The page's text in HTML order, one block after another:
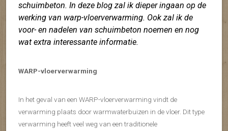
schuimbeton. In deze blog zal ik dieper ingaan op de
werking van warp-vloerverwarming. Ook zal ik de
voor- en nadelen van schuimbeton noemen en nog
wat extra interessante informatie.
WARP-vloerverwarming
In het geval van een WARP-vloerverwarming vindt de
verwarming plaats door warmwaterbuizen in de vloer. Dit type
verwarming heeft veel weg van een traditionele